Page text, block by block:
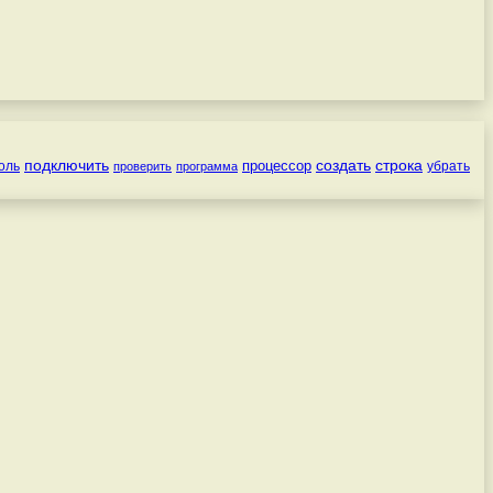
подключить проверить программа процессор создать строка убрать